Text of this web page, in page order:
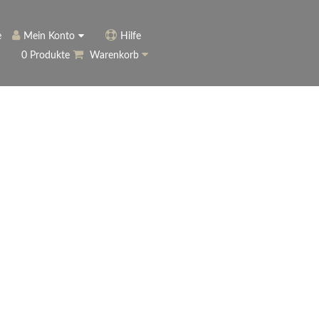
Mein Konto
Anmelden
Hilfe
0 Produkte
Warenkorb